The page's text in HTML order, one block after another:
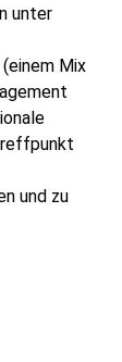
unter
Mix
und zu